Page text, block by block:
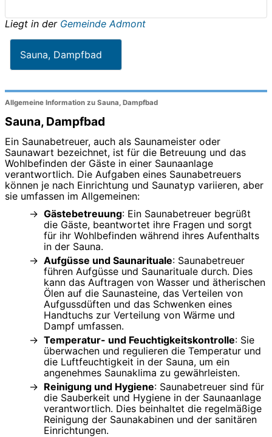
Liegt in der Gemeinde Admont
Sauna, Dampfbad
Allgemeine Information zu Sauna, Dampfbad
Sauna, Dampfbad
Ein Saunabetreuer, auch als Saunameister oder
Saunawart bezeichnet, ist für die Betreuung und das
Wohlbefinden der Gäste in einer Saunaanlage
verantwortlich. Die Aufgaben eines Saunabetreuers
können je nach Einrichtung und Saunatyp variieren, aber
sie umfassen im Allgemeinen:
Gästebetreuung: Ein Saunabetreuer begrüßt
die Gäste, beantwortet ihre Fragen und sorgt
für ihr Wohlbefinden während ihres Aufenthalts
in der Sauna.
Aufgüsse und Saunarituale: Saunabetreuer
führen Aufgüsse und Saunarituale durch. Dies
kann das Auftragen von Wasser und ätherischen
Ölen auf die Saunasteine, das Verteilen von
Aufgussdüften und das Schwenken eines
Handtuchs zur Verteilung von Wärme und
Dampf umfassen.
Temperatur- und Feuchtigkeitskontrolle: Sie
überwachen und regulieren die Temperatur und
die Luftfeuchtigkeit in der Sauna, um ein
angenehmes Saunaklima zu gewährleisten.
Reinigung und Hygiene: Saunabetreuer sind für
die Sauberkeit und Hygiene in der Saunaanlage
verantwortlich. Dies beinhaltet die regelmäßige
Reinigung der Saunakabinen und der sanitären
Einrichtungen.